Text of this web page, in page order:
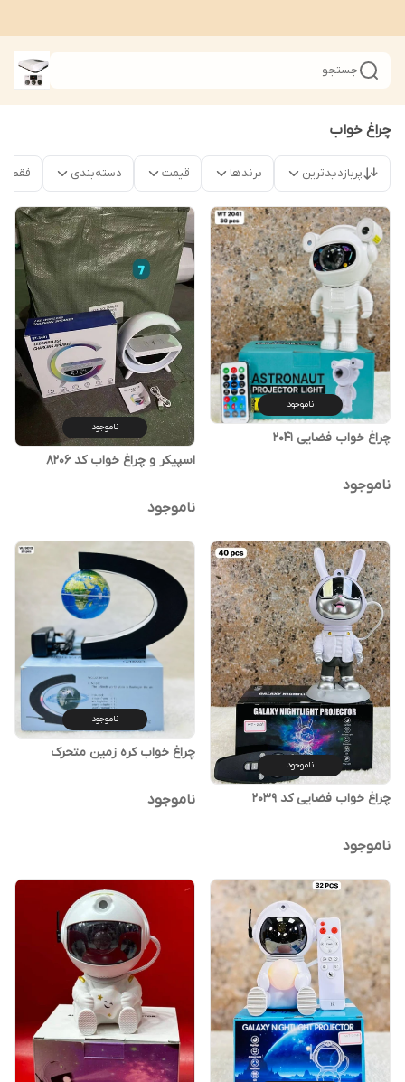
جستجو
چراغ خواب
پربازدیدترین برندها قیمت دسته‌بندی فقط
ناموجود
چراغ خواب فضایی 2041
ناموجود
ناموجود
اسپیکر و چراغ خواب کد 8206
ناموجود
ناموجود
چراغ خواب فضایی کد 2039
ناموجود
ناموجود
چراغ خواب کره زمین متحرک
ناموجود